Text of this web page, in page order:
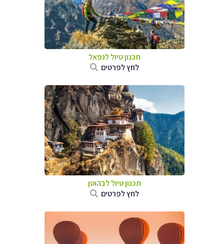
תכנון טיול לנפאל
לחץ לפרטים
תכנון טיול לבהוטן
לחץ לפרטים